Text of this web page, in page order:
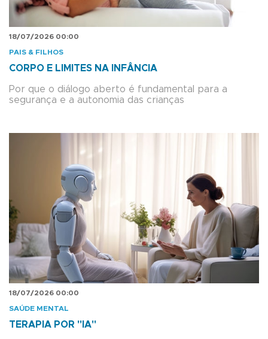
18/07/2026 00:00
PAIS & FILHOS
CORPO E LIMITES NA INFÂNCIA
Por que o diálogo aberto é fundamental para a
segurança e a autonomia das crianças
18/07/2026 00:00
SAÚDE MENTAL
TERAPIA POR "IA"